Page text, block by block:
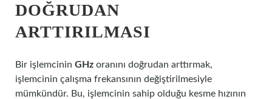
DOĞRUDAN
ARTTIRILMASI
Bir işlemcinin GHz oranını doğrudan arttırmak,
işlemcinin çalışma frekansının değiştirilmesiyle
mümkündür. Bu, işlemcinin sahip olduğu kesme hızının